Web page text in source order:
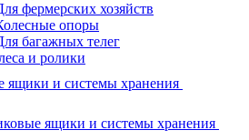
фермерских хозяйств
опоры
багажных телег
и ролики
ящики и системы хранения
ящики и системы хранения